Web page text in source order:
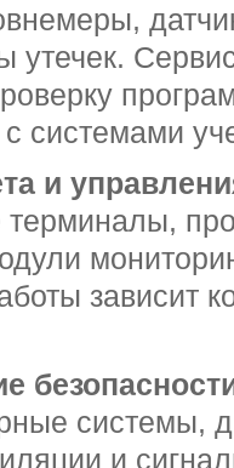
утечек.
системами
и
терминалы,
зависит
системы,
и